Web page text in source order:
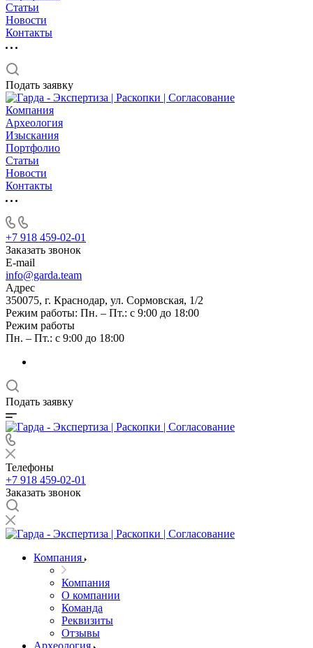
Статьи
Новости
Контакты
Подать заявку
Компания
Археология
Изыскания
Портфолио
Статьи
Новости
Контакты
+7 918 459-02-01
Заказать звонок
E-mail
info@garda.team
Адрес
350075, г. Краснодар, ул. Сормовская, 1/2
Режим работы: Пн. – Пт.: с 9:00 до 18:00
Режим работы
Пн. – Пт.: с 9:00 до 18:00
Подать заявку
Телефоны
+7 918 459-02-01
Заказать звонок
Компания
Компания
О компании
Команда
Реквизиты
Отзывы
Археология